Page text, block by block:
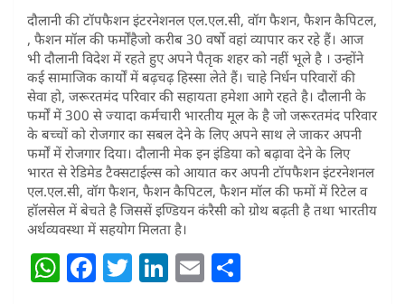
दौलानी की टॉपफैशन इंटरनेशनल एल.एल.सी, वॉग फैशन, फैशन कैपिटल,
, फैशन मॉल की फर्मोंहैजो करीब 30 वर्षो वहां व्यापार कर रहे हैं। आज
भी दौलानी विदेश में रहते हुए अपने पैतृक शहर को नहीं भूले है । उन्होंने
कई सामाजिक कार्यों में बढ़चढ़ हिस्सा लेते हैं। चाहे निर्धन परिवारों की
सेवा हो, जरूरतमंद परिवार की सहायता हमेशा आगे रहते है। दौलानी के
फर्मों में 300 से ज्यादा कर्मचारी भारतीय मूल के है जो जरूरतमंद परिवार
के बच्चों को रोजगार का सबल देने के लिए अपने साथ ले जाकर अपनी
फर्मों में रोजगार दिया। दौलानी मेक इन इंडिया को बढ़ावा देने के लिए
भारत से रेडिमेड टैक्सटाईल्स को आयात कर अपनी टॉपफैशन इंटरनेशनल
एल.एल.सी, वॉग फैशन, फैशन कैपिटल, फैशन मॉल की फमों में रिटेल व
हॉलसेल में बेचते है जिससें इण्डियन कंरैसी को ग्रोथ बढ़ती है तथा भारतीय
अर्थव्यवस्था में सहयोग मिलता है।
W F T Li E